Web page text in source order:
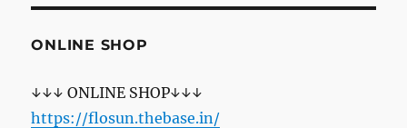
ONLINE SHOP
↓↓↓ ONLINE SHOP↓↓↓
https://flosun.thebase.in/